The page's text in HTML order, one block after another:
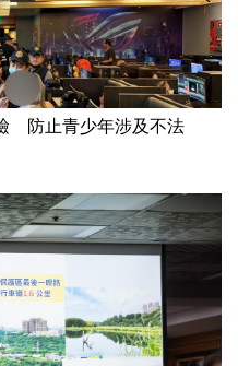
防止青少年涉及不法